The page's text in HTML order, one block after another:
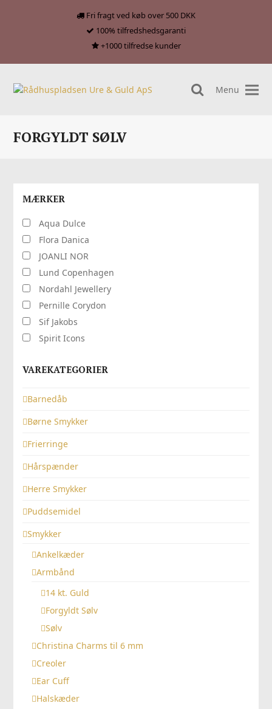
Fri fragt ved køb over 500 DKK
100% tilfredshedsgaranti
+1000 tilfredse kunder
search
Menu
FORGYLDT SØLV
MÆRKER
Aqua Dulce
Flora Danica
JOANLI NOR
Lund Copenhagen
Nordahl Jewellery
Pernille Corydon
Sif Jakobs
Spirit Icons
VAREKATEGORIER
Barnedåb
Børne Smykker
Frierringe
Hårspænder
Herre Smykker
Puddsemidel
Smykker
Ankelkæder
Armbånd
14 kt. Guld
Forgyldt Sølv
Sølv
Christina Charms til 6 mm
Creoler
Ear Cuff
Halskæder